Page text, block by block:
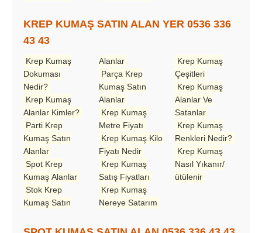
KREP KUMAŞ SATIN ALAN YER 0536 336
43 43
Krep Kumaş
Dokuması
Nedir?
Krep Kumaş
Alanlar Kimler?
Parti Krep
Kumaş Satın
Alanlar
Spot Krep
Kumaş Alanlar
Stok Krep
Kumaş Satın
Alanlar
Parça Krep
Kumaş Satın
Alanlar
Krep Kumaş
Metre Fiyatı
Krep Kumaş Kilo
Fiyatı Nedir
Krep Kumaş
Satış Fiyatları
Krep Kumaş
Nereye Satarım
Krep Kumaş
Çeşitleri
Krep Kumaş
Alanlar Ve
Satanlar
Krep Kumaş
Renkleri Nedir?
Krep Kumaş
Nasıl Yıkanır/
ütülenir